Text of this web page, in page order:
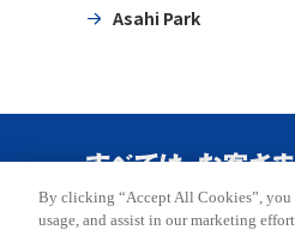
Asahi Park
Copyright © ASAHI
By clicking “Accept All Cookies”, you
usage, and assist in our marketing